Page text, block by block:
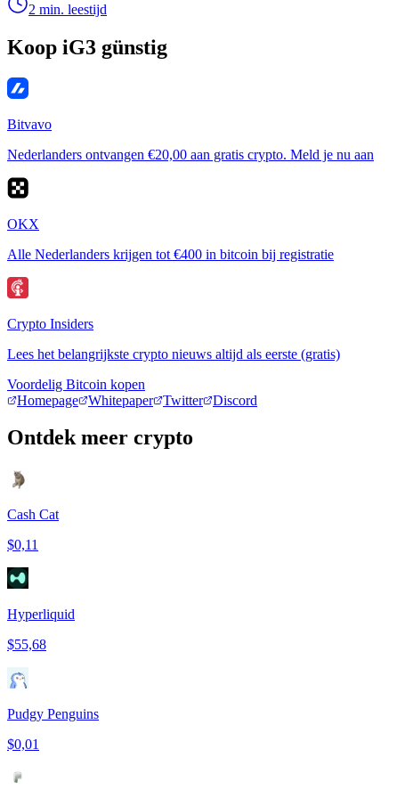
2 min. leestijd
Koop iG3 günstig
Bitvavo
Nederlanders ontvangen €20,00 aan gratis crypto. Meld je nu aan
OKX
Alle Nederlanders krijgen tot €400 in bitcoin bij registratie
Crypto Insiders
Lees het belangrijkste crypto nieuws altijd als eerste (gratis)
Voordelig Bitcoin kopen
Homepage
Whitepaper Twitter Discord
Ontdek meer crypto
Cash Cat
$0,11
Hyperliquid
$55,68
Pudgy Penguins
$0,01